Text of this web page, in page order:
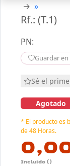
→ »
Rf.: (T.1)
PN:
Guardar
Sé el
Agotado
* El producto es
de 48 Horas.
Incluido ()